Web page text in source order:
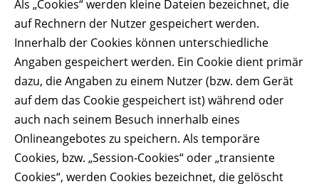
Als „Cookies“ werden kleine Dateien bezeichnet, die
auf Rechnern der Nutzer gespeichert werden.
Innerhalb der Cookies können unterschiedliche
Angaben gespeichert werden. Ein Cookie dient primär
dazu, die Angaben zu einem Nutzer (bzw. dem Gerät
auf dem das Cookie gespeichert ist) während oder
auch nach seinem Besuch innerhalb eines
Onlineangebotes zu speichern. Als temporäre
Cookies, bzw. „Session-Cookies“ oder „transiente
Cookies“, werden Cookies bezeichnet, die gelöscht